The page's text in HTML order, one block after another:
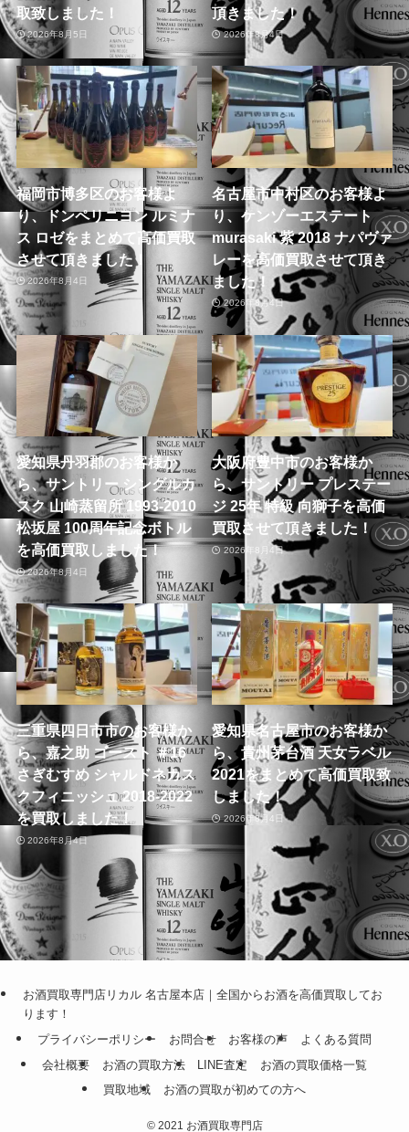
取致しました！
2026年8月5日
頂きました！
2026年8月4日
福岡市博多区のお客様よ
り、ドンペリニヨン ルミナ
ス ロゼをまとめて高価買取
させて頂きました！
2026年8月4日
名古屋市中村区のお客様よ
り、ケンゾーエステート
murasaki 紫 2018 ナパヴァ
レーを高価買取させて頂き
ました！
2026年8月4日
愛知県丹羽郡のお客様か
ら、サントリー シングルカ
スク 山崎蒸留所 1993-2010
松坂屋 100周年記念ボトル
を高価買取しました！
2026年8月4日
大阪府豊中市のお客様か
ら、サントリー プレステー
ジ 25年 特級 向獅子を高価
買取させて頂きました！
2026年8月4日
三重県四日市市のお客様か
ら、嘉之助 ゴースト ＃16
さぎむすめ シャルドネカス
クフィニッシュ 2018-2022
を買取しました！
2026年8月4日
愛知県名古屋市のお客様か
ら、貴州茅台酒 天女ラベル
2021をまとめて高価買取致
しました！
2026年8月4日
お酒買取専門店リカル 名古屋本店｜全国からお酒を高価買取してお
ります！
プライバシーポリシー
お問合せ お客様の声
よくある質問
会社概要
お酒の買取方法 LINE査定
お酒の買取価格一覧
買取地域
お酒の買取が初めての方へ
©2021 お酒買取専門店